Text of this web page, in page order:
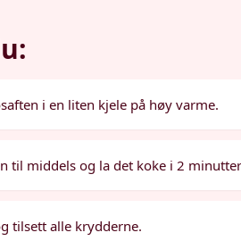
i en liten kjele på høy varme.
til middels og la det koke i 2
tilsett alle krydderne.